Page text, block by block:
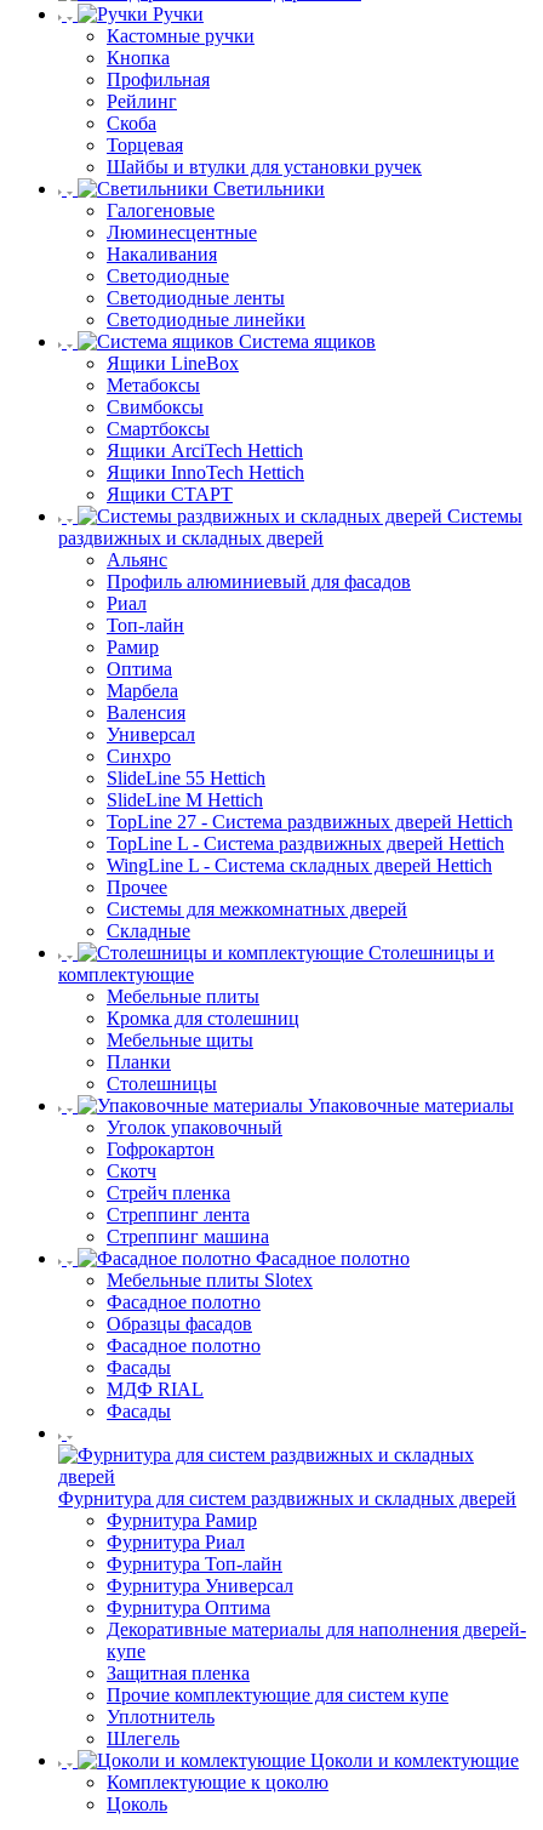
Ручки
Кастомные ручки
Кнопка
Профильная
Рейлинг
Скоба
Торцевая
Шайбы и втулки для установки ручек
Светильники
Галогеновые
Люминесцентные
Накаливания
Светодиодные
Светодиодные ленты
Светодиодные линейки
Система ящиков
Ящики LineBox
Метабоксы
Свимбоксы
Смартбоксы
Ящики ArciTech Hettich
Ящики InnoTech Hettich
Ящики СТАРТ
Системы
раздвижных и складных дверей
Альянс
Профиль алюминиевый для фасадов
Риал
Топ-лайн
Рамир
Оптима
Марбела
Валенсия
Универсал
Синхро
SlideLine 55 Hettich
SlideLine M Hettich
TopLine 27 - Система раздвижных дверей Hettich
TopLine L - Система раздвижных дверей Hettich
WingLine L - Система складных дверей Hettich
Прочее
Системы для межкомнатных дверей
Складные
Столешницы и
комплектующие
Мебельные плиты
Кромка для столешниц
Мебельные щиты
Планки
Столешницы
Упаковочные материалы
Уголок упаковочный
Гофрокартон
Скотч
Стрейч пленка
Стреппинг лента
Стреппинг машина
Фасадное полотно
Мебельные плиты Slotex
Фасадное полотно
Образцы фасадов
Фасадное полотно
Фасады
МДФ RIAL
Фасады
Фурнитура для систем раздвижных и складных дверей
Фурнитура Рамир
Фурнитура Риал
Фурнитура Топ-лайн
Фурнитура Универсал
Фурнитура Оптима
Декоративные материалы для наполнения дверей-
купе
Защитная пленка
Прочие комплектующие для систем купе
Уплотнитель
Шлегель
Цоколи и комлектующие
Комплектующие к цоколю
Цоколь